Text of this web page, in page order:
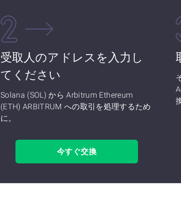
受取人のアドレスを入力し
てください
Solana (SOL) から Arbitrum Ethereum
(ETH) ARBITRUM への取引を処理するため
に。
今すぐ交換